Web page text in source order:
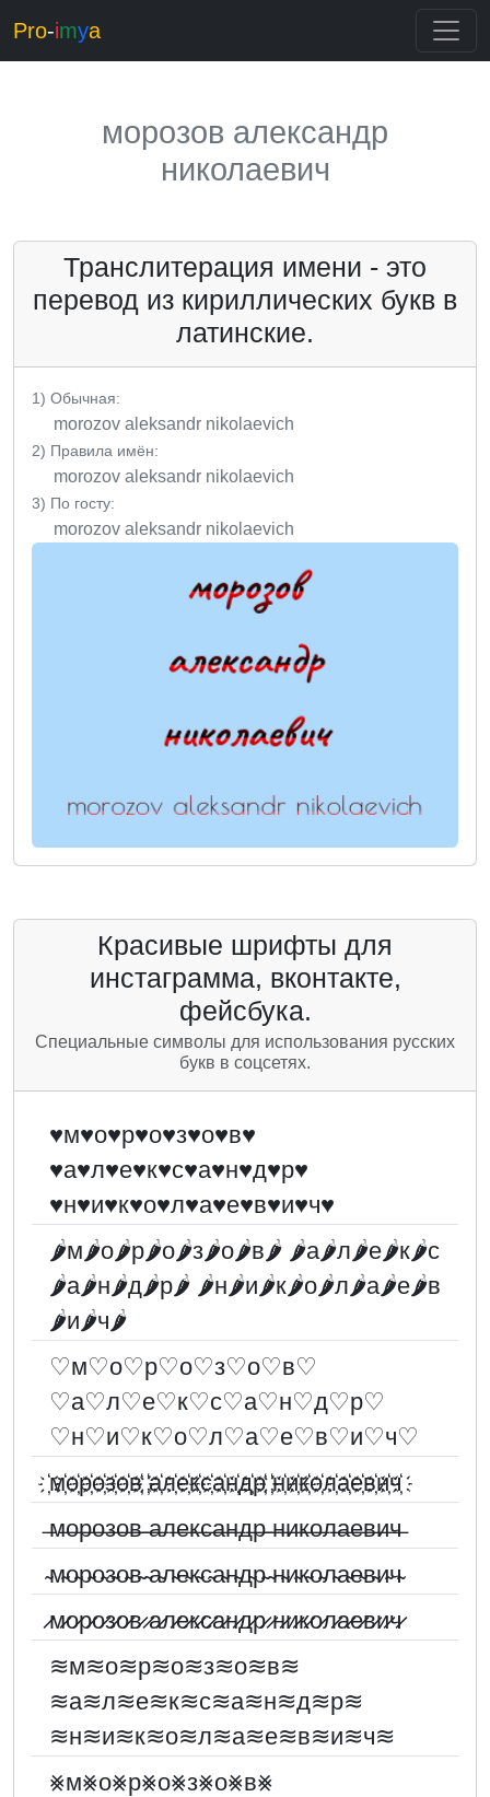
Pro-imya
морозов александр
николаевич
Транслитерация имени - это
перевод из кириллических букв в
латинские.
1) Обычная:
morozov aleksandr nikolaevich
2) Правила имён:
morozov aleksandr nikolaevich
3) По госту:
morozov aleksandr nikolaevich
Красивые шрифты для
инстаграмма, вконтакте,
фейсбука.
Специальные символы для использования русских
букв в соцсетях.
♥м♥о♥р♥о♥з♥о♥в♥
♥а♥л♥е♥к♥с♥а♥н♥д♥р♥
♥н♥и♥к♥о♥л♥а♥е♥в♥и♥ч♥
🌶м🌶о🌶р🌶о🌶з🌶о🌶в🌶 🌶а🌶л🌶е🌶к🌶с
🌶а🌶н🌶д🌶р🌶 🌶н🌶и🌶к🌶о🌶л🌶а🌶е🌶в
🌶и🌶ч🌶
♡м♡о♡р♡о♡з♡о♡в♡
♡а♡л♡е♡к♡с♡а♡н♡д♡р♡
♡н♡и♡к♡о♡л♡а♡е♡в♡и♡ч♡
҉м҉о҉р҉о҉з҉о҉в҉ ҉а҉л҉е҉к҉с҉а҉н҉д҉р҉ ҉н҉и҉к҉о҉л҉а҉е҉в҉и҉ч҉
̶м̶о̶р̶о̶з̶о̶в̶ ̶а̶л̶е̶к̶с̶а̶н̶д̶р̶ ̶н̶и̶к̶о̶л̶а̶е̶в̶и̶ч̶
̴м̴о̴р̴о̴з̴о̴в̴ ̴а̴л̴е̴к̴с̴а̴н̴д̴р̴ ̴н̴и̴к̴о̴л̴а̴е̴в̴и̴ч̴
̷м̷о̷р̷о̷з̷о̷в̷ ̷а̷л̷е̷к̷с̷а̷н̷д̷р̷ ̷н̷и̷к̷о̷л̷а̷е̷в̷и̷ч̷
≋м≋о≋р≋о≋з≋о≋в≋
≋а≋л≋е≋к≋с≋а≋н≋д≋р≋
≋н≋и≋к≋о≋л≋а≋е≋в≋и≋ч≋
⨳м⨳о⨳р⨳о⨳з⨳о⨳в⨳